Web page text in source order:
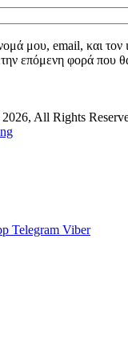
μου, email, και τον
την επόμενη φορά που
All Rights
Telegram Viber